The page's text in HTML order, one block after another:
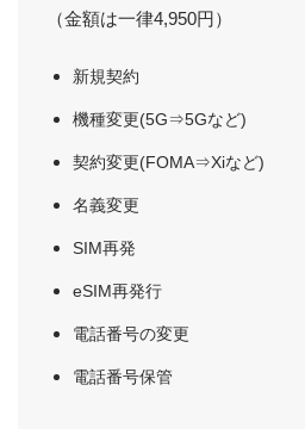
（金額は一律4,950円）
新規契約
機種変更(5G⇒5Gなど)
契約変更(FOMA⇒Xiなど)
名義変更
SIM再発
eSIM再発行
電話番号の変更
電話番号保管